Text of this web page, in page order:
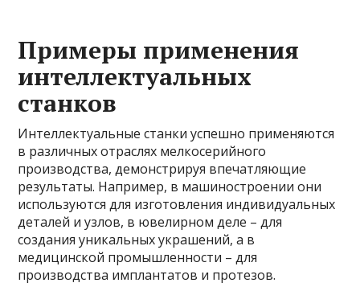
Примеры применения
интеллектуальных
станков
Интеллектуальные станки успешно применяются
в различных отраслях мелкосерийного
производства, демонстрируя впечатляющие
результаты. Например, в машиностроении они
используются для изготовления индивидуальных
деталей и узлов, в ювелирном деле – для
создания уникальных украшений, а в
медицинской промышленности – для
производства имплантатов и протезов.